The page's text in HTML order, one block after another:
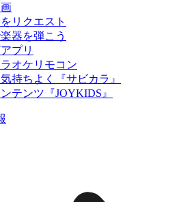
リクエスト
器を弾こう
プリ
オケリモコン
持ちよく『サビカラ』
テンツ『JOYKIDS』